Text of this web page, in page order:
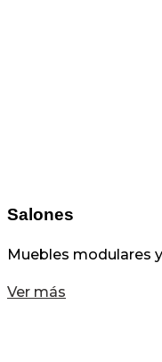
Salones
Muebles modulares
Ver más